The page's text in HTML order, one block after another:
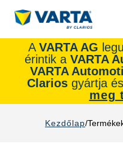
A VARTA AG
érintik a VARTA
VARTA
Clariosgyártja
meg
Kezdőlap